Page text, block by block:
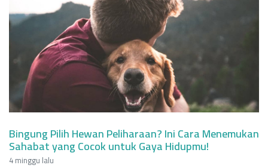
Bingung Pilih Hewan Peliharaan? Ini Cara Menemukan
Sahabat yang Cocok untuk Gaya Hidupmu!
4 minggu lalu